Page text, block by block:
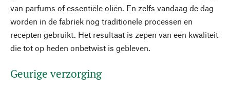
van parfums of essentiële oliën. En zelfs vandaag de dag
worden in de fabriek nog traditionele processen en
recepten gebruikt. Het resultaat is zepen van een kwaliteit
die tot op heden onbetwist is gebleven.
Geurige verzorging